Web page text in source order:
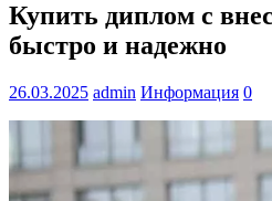
Купить диплом с
быстро и надежно
26.03.2025 admin Информация 0